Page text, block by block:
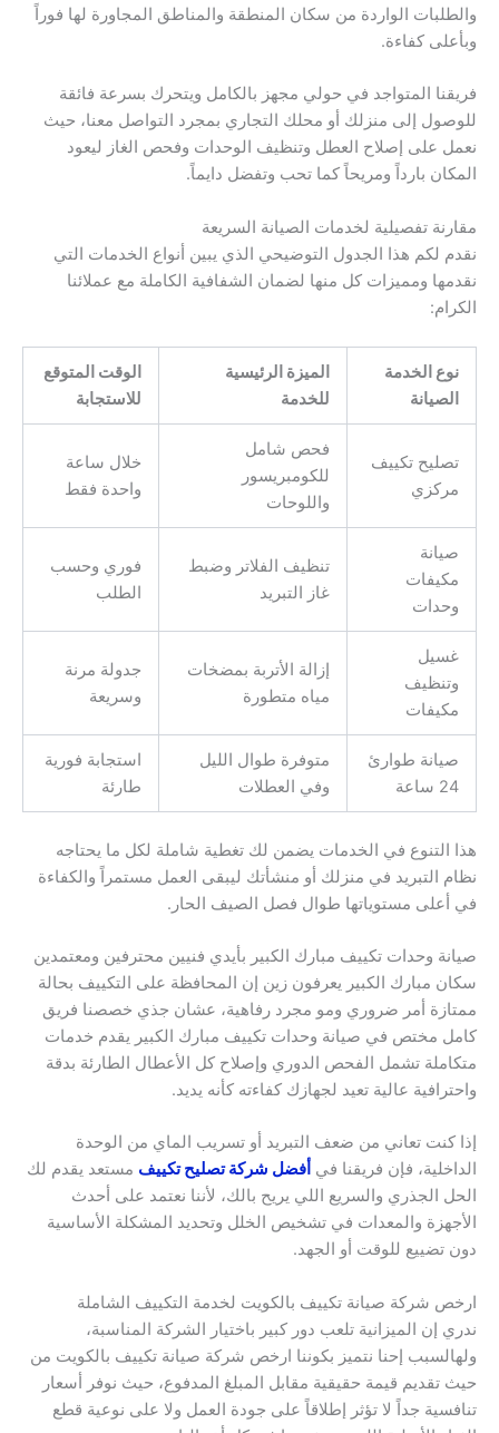
والطلبات الواردة من سكان المنطقة والمناطق المجاورة لها فوراً
وبأعلى كفاءة.
فريقنا المتواجد في حولي مجهز بالكامل ويتحرك بسرعة فائقة
للوصول إلى منزلك أو محلك التجاري بمجرد التواصل معنا، حيث
نعمل على إصلاح العطل وتنظيف الوحدات وفحص الغاز ليعود
المكان بارداً ومريحاً كما تحب وتفضل دايماً.
مقارنة تفصيلية لخدمات الصيانة السريعة
نقدم لكم هذا الجدول التوضيحي الذي يبين أنواع الخدمات التي
نقدمها ومميزات كل منها لضمان الشفافية الكاملة مع عملائنا
الكرام:
نوع الخدمة
الصيانة
الميزة الرئيسية
للخدمة
الوقت المتوقع
للاستجابة
تصليح تكييف
مركزي
فحص شامل
للكومبريسور
واللوحات
خلال ساعة
واحدة فقط
صيانة
مكيفات
وحدات
تنظيف الفلاتر وضبط
غاز التبريد
فوري وحسب
الطلب
غسيل
وتنظيف
مكيفات
إزالة الأتربة بمضخات
مياه متطورة
جدولة مرنة
وسريعة
صيانة طوارئ
24 ساعة
متوفرة طوال الليل
وفي العطلات
استجابة فورية
طارئة
هذا التنوع في الخدمات يضمن لك تغطية شاملة لكل ما يحتاجه
نظام التبريد في منزلك أو منشأتك ليبقى العمل مستمراً والكفاءة
في أعلى مستوياتها طوال فصل الصيف الحار.
صيانة وحدات تكييف مبارك الكبير بأيدي فنيين محترفين ومعتمدين
سكان مبارك الكبير يعرفون زين إن المحافظة على التكييف بحالة
ممتازة أمر ضروري ومو مجرد رفاهية، عشان جذي خصصنا فريق
كامل مختص في صيانة وحدات تكييف مبارك الكبير يقدم خدمات
متكاملة تشمل الفحص الدوري وإصلاح كل الأعطال الطارئة بدقة
واحترافية عالية تعيد لجهازك كفاءته كأنه يديد.
إذا كنت تعاني من ضعف التبريد أو تسريب الماي من الوحدة
الداخلية، فإن فريقنا في أفضل شركة تصليح تكييف مستعد يقدم لك
الحل الجذري والسريع اللي يريح بالك، لأننا نعتمد على أحدث
الأجهزة والمعدات في تشخيص الخلل وتحديد المشكلة الأساسية
دون تضييع للوقت أو الجهد.
ارخص شركة صيانة تكييف بالكويت لخدمة التكييف الشاملة
ندري إن الميزانية تلعب دور كبير باختيار الشركة المناسبة،
ولهالسبب إحنا نتميز بكوننا ارخص شركة صيانة تكييف بالكويت من
حيث تقديم قيمة حقيقية مقابل المبلغ المدفوع، حيث نوفر أسعار
تنافسية جداً لا تؤثر إطلاقاً على جودة العمل ولا على نوعية قطع